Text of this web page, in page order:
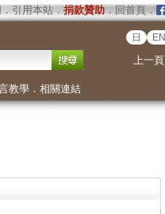
． 引用本站． 捐款贊助．回首頁．
日 EN
上一頁
教學． 相關連結